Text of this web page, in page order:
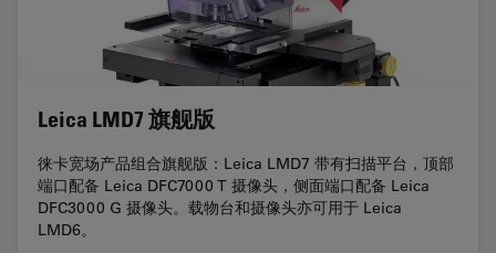
Leica LMD7 旗舰版
徕卡宽场产品组合旗舰版：Leica LMD7 带有扫描平台，顶部
端口配备 Leica DFC7000 T 摄像头，侧面端口配备 Leica
DFC3000 G 摄像头。载物台和摄像头亦可用于 Leica
LMD6。